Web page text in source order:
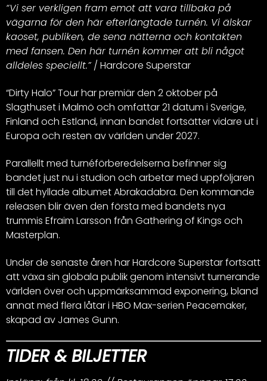
“Vi ser verkligen fram emot att vara tillbaka på
vägarna för den här efterlängtade turnén. Vi älskar
kaoset, publiken, de sena nätterna och kontakten
med fansen. Den här turnén kommer att bli något
alldeles speciellt.”/ Hardcore Superstar
“Dirty Halo” Tour har premiär den 2 oktober på
Slagthuset i Malmö och omfattar 21 datum i Sverige,
Finland och Estland, innan bandet fortsätter vidare ut i
Europa och resten av världen under 2027.
Parallellt med turnéförberedelserna befinner sig
bandet just nu i studion och arbetar med uppföljaren
till det hyllade albumet Abrakadabra. Den kommande
releasen blir även den första med bandets nya
trummis Efraim Larsson från Gathering of Kings och
Masterplan.
Under de senaste åren har Hardcore Superstar fortsatt
att växa sin globala publik genom intensivt turnerande
världen över och uppmärksammad exponering, bland
annat med flera låtar i HBO Max-serien Peacemaker,
skapad av James Gunn.
TIDER & BILJETTER